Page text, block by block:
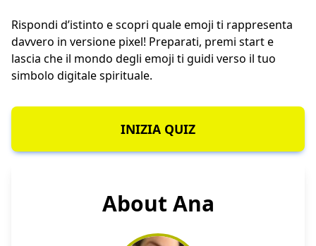
Rispondi d’istinto e scopri quale emoji ti rappresenta
davvero in versione pixel! Preparati, premi start e
lascia che il mondo degli emoji ti guidi verso il tuo
simbolo digitale spirituale.
INIZIA QUIZ
About Ana